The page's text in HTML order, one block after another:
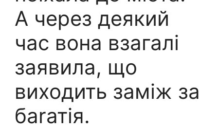
А через деякий
час вона взагалі
заявила, що
виходить заміж за
баrатія.